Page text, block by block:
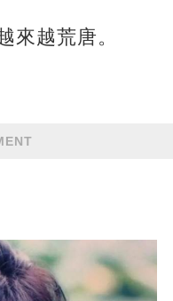
來越荒唐。